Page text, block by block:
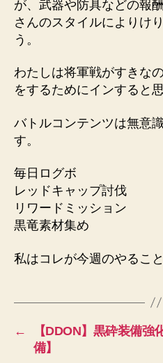
が、武器や防具などの報
さんのスタイルによりけ
う。
わたしは将軍戦がすきな
をするためにインすると思
バトルコンテンツは無意
す。
毎日ログボ
レッドキャップ討伐
リワードミッション
黒竜素材集め
私はコレが今週のやるこ
←
【DDON】黒砕装備強
備】